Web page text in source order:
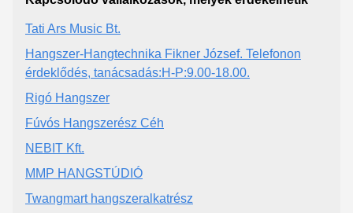
Tati Ars Music Bt.
Hangszer-Hangtechnika Fikner József. Telefonon
érdeklődés, tanácsadás:H-P:9.00-18.00.
Rigó Hangszer
Fúvós Hangszerész Céh
NEBIT Kft.
MMP HANGSTÚDIÓ
Twangmart hangszeralkatrész